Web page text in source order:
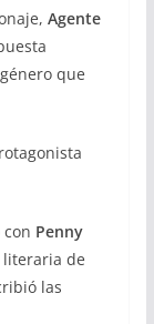
Agente
que
Penny
de
las